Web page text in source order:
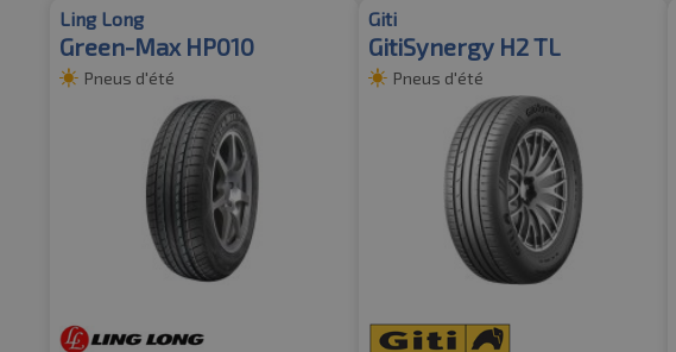
Ling Long
Green-Max HP010
Pneus d'été
Giti
GitiSynergy H2 TL
Pneus d'été